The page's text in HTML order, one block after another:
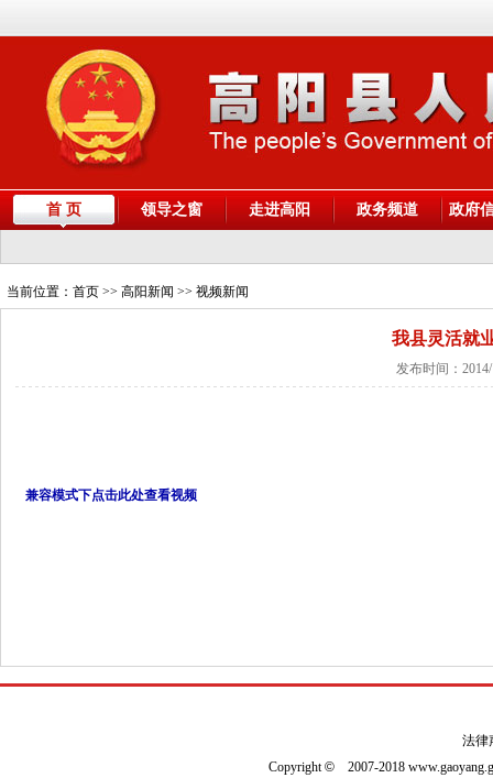
首 页 领导之窗 走进高阳 政务频道 政府
当前位置： 首页 >> 高阳新闻 >> 视频新闻
我县灵活就
发布时间：
兼容模式下点击此处查看视频
法律
Copyright© 2007-2018